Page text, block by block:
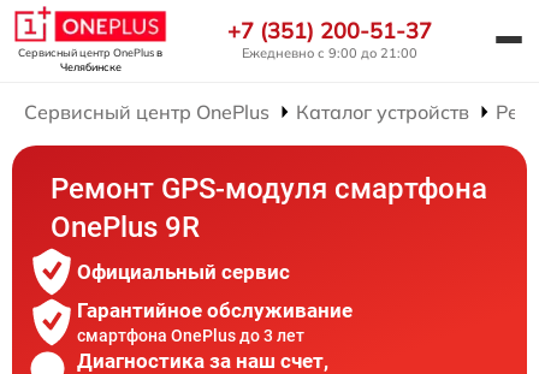
Сервисный центр OnePlusв
Челябинске
+7 (351) 200-51-37
Ежедневно с 9:00 до 21:00
Сервисный центр OnePlus Каталог устройств
Ремонт GPS-модуля смартфона
OnePlus 9R
Официальный сервис
Гарантийное обслуживание
смартфона OnePlus до 3 лет
Диагностика за наш счет,